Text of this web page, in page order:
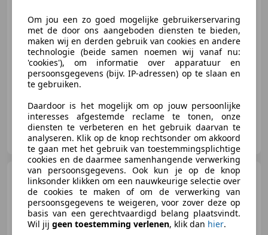
03/2025 35.810 km
Elektro/Benzine
103 kW (140 PK)
Toyota Cappendijk Vlissingen
NL-4382 NA VLISSINGEN
Toyota Yaris Cross 1.5
Hybrid First Ed| Stoel+stuur
verw| Adap.Cruise
Om jou een zo goed mogelijke gebruikerservaring
met de door ons aangeboden diensten te bieden,
maken wij en derden gebruik van cookies en andere
technologie (beide samen noemen wij vanaf nu:
'cookies'), om informatie over apparatuur en
persoonsgegevens (bijv. IP-adressen) op te slaan en
te gebruiken.
Daardoor is het mogelijk om op jouw persoonlijke
interesses afgestemde reclame te tonen, onze
diensten te verbeteren en het gebruik daarvan te
analyseren. Klik op de knop rechtsonder om akkoord
te gaan met het gebruik van toestemmingsplichtige
cookies en de daarmee samenhangende verwerking
van persoonsgegevens. Ook kun je op de knop
linksonder klikken om een nauwkeurige selectie over
de cookies te maken of om de verwerking van
persoonsgegevens te weigeren, voor zover deze op
basis van een gerechtvaardigd belang plaatsvindt.
Wil jij geen toestemming verlenen, klik dan hier.